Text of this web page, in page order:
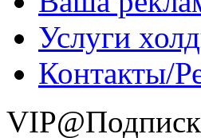
Услуги
Контакты/